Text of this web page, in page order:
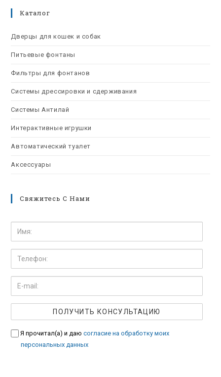
Каталог
Дверцы для кошек и собак
Питьевые фонтаны
Фильтры для фонтанов
Системы дрессировки и сдерживания
Системы Антилай
Интерактивные игрушки
Автоматический туалет
Аксессуары
Свяжитесь С Нами
Я прочитал(а) и даюсогласие на обработку моих
персональных данных